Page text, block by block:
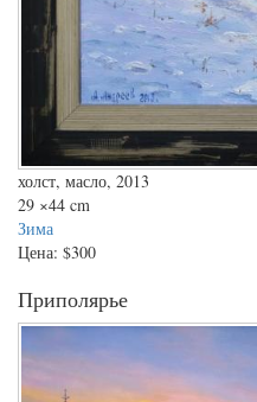
холст, масло, 2013
29 ×44 cm
Зима
Цена: $300
Приполярье